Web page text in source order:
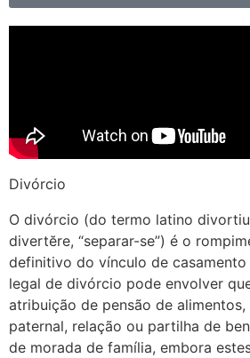
Divórcio
O divórcio (do termo latino
divertĕre, “separar-se”) é o
definitivo do vínculo de
legal de divórcio pode envolver
atribuição de pensão de
paternal, relação ou partilha de
de morada de família, embora